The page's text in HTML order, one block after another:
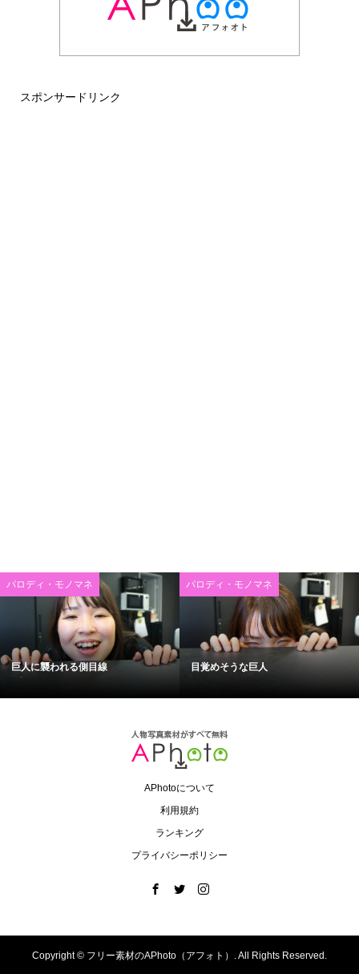
スポンサードリンク
パロディ・モノマネ
巨人に襲われる側目線
パロディ・モノマネ
目覚めそうな巨人
APhotoについて
利用規約
ランキング
プライバシーポリシー
Copyright © フリー素材のAPhoto（アフォト）. All Rights Reserved.